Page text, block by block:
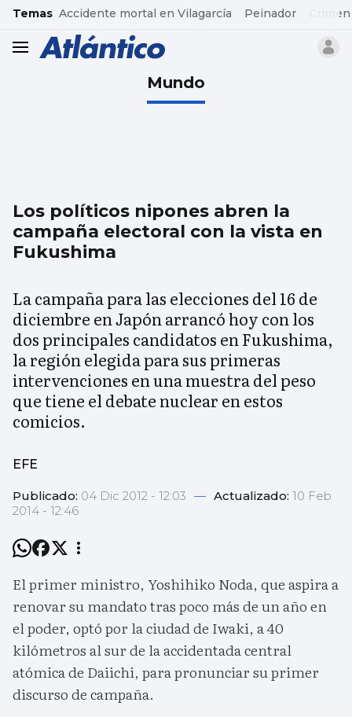
common.go-to-content
Temas Accidente mortal en Vilagarcía Peinador
header.menu.open
Mundo
Los políticos nipones abren la
campaña electoral con la vista en
Fukushima
La campaña para las elecciones del 16 de
diciembre en Japón arrancó hoy con los
dos principales candidatos en Fukushima,
la región elegida para sus primeras
intervenciones en una muestra del peso
que tiene el debate nuclear en estos
comicios.
EFE
Publicado: 04 Dic 2012 - 12:03 — Actualizado: 10 Feb
2014 - 12:46
El primer ministro, Yoshihiko Noda, que aspira a
renovar su mandato tras poco más de un año en
el poder, optó por la ciudad de Iwaki, a 40
kilómetros al sur de la accidentada central
atómica de Daiichi, para pronunciar su primer
discurso de campaña.